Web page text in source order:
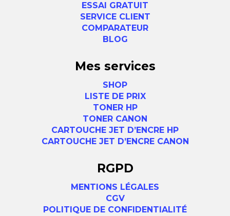
ESSAI GRATUIT
SERVICE CLIENT
COMPARATEUR
BLOG
Mes services
SHOP
LISTE DE PRIX
TONER HP
TONER CANON
CARTOUCHE JET D’ENCRE HP
CARTOUCHE JET D’ENCRE CANON
RGPD
MENTIONS LÉGALES
CGV
POLITIQUE DE CONFIDENTIALITÉ